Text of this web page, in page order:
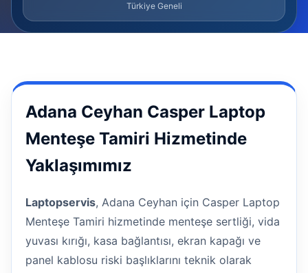
Türkiye Geneli
Adana Ceyhan Casper Laptop
Menteşe Tamiri Hizmetinde
Yaklaşımımız
Laptopservis, Adana Ceyhan için Casper Laptop
Menteşe Tamiri hizmetinde menteşe sertliği, vida
yuvası kırığı, kasa bağlantısı, ekran kapağı ve
panel kablosu riski başlıklarını teknik olarak